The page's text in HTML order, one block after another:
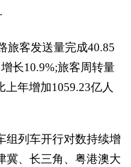
旅客发送量完成40.85
长10.9%;旅客周转量
上年增加1059.23亿人
组列车开行对数持续增
冀、长三角、粤港澳大